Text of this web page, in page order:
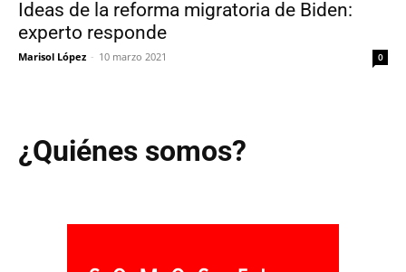
Ideas de la reforma migratoria de Biden:
experto responde
Marisol López - 10 marzo 2021 0
¿Quiénes somos?